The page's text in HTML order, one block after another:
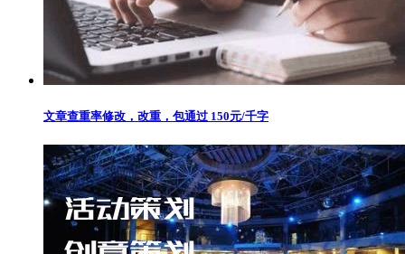
文章查重率修改，改重，包通过 150元/千字